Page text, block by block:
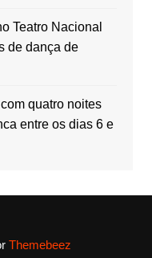
Teatro Nacional
de dança de
quatro noites
entre os dias 6 e
Themebeez